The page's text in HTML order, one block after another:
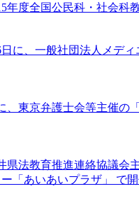
年度全国公民科・社会
日に、一般社団法人メデ
、東京弁護士会等主催
県法教育推進連絡協議
「あいあいプラザ」 で